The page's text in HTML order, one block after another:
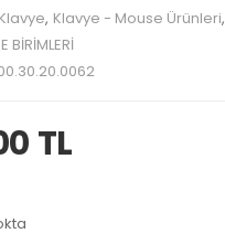
Klavye, Klavye - Mouse Ürünleri,
BİRİMLERİ
TL